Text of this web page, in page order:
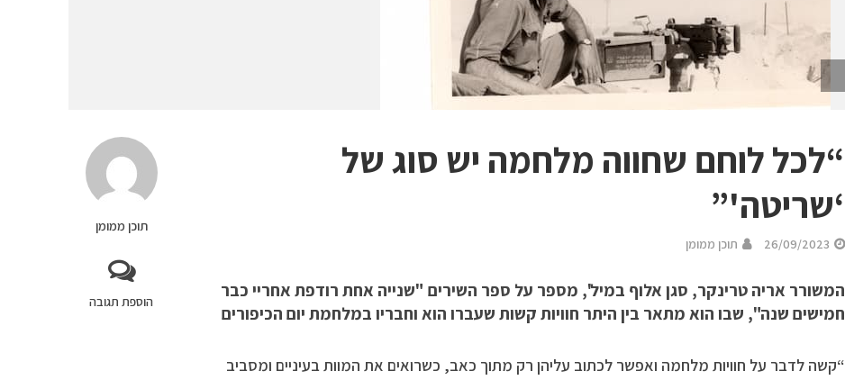
תוכן ממומן
הוספת תגובה
“לכל לוחם שחווה מלחמה יש סוג של
‘שריטה'”
26/09/2023 תוכן ממומן
המשורר אריה טרינקר, סגן אלוף במיל', מספר על ספר השירים "שנייה אחת רודפת אחריי כבר
חמישים שנה", שבו הוא מתאר בין היתר חוויות קשות שעברו הוא וחבריו במלחמת יום הכיפורים
“קשה לדבר על חוויות מלחמה ואפשר לכתוב עליהן רק מתוך כאב, כשרואים את המוות בעיניים ומסביב